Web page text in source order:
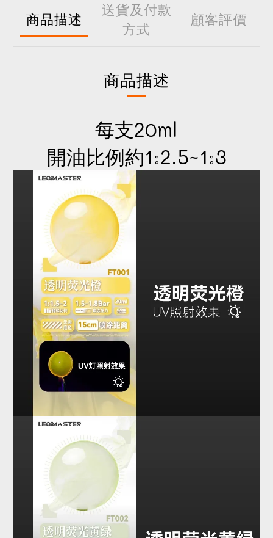
商品描述
送貨及付款
方式
顧客評價
商品描述
每支20ml
開油比例約1:2.5~1:3